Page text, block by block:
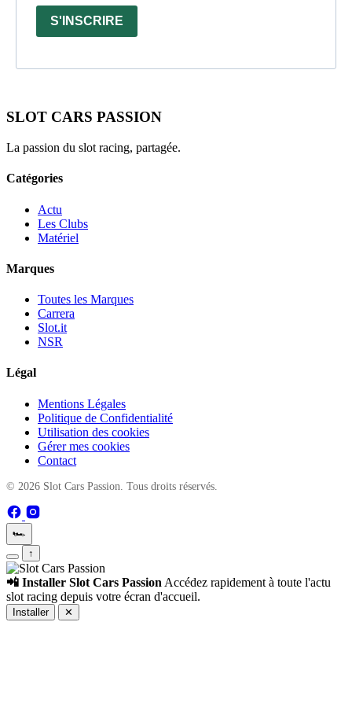
S'INSCRIRE
SLOT CARS PASSION
La passion du slot racing, partagée.
Catégories
Actu
Les Clubs
Matériel
Marques
Toutes les Marques
Carrera
Slot.it
NSR
Légal
Mentions Légales
Politique de Confidentialité
Utilisation des cookies
Gérer mes cookies
Contact
© 2026 Slot Cars Passion. Tous droits réservés.
🏎️
↑
📲 Installer Slot Cars Passion Accédez rapidement à toute l'actu
slot racing depuis votre écran d'accueil.
Installer ✕